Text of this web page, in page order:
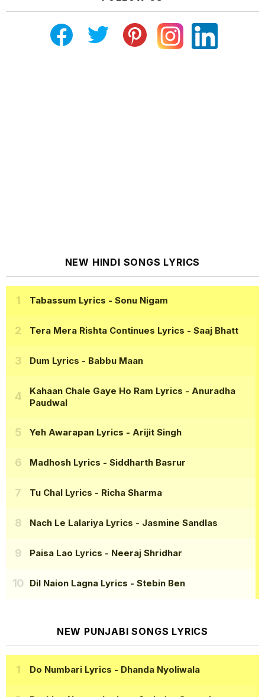
NEW HINDI SONGS LYRICS
Tabassum Lyrics - Sonu Nigam
Tera Mera Rishta Continues Lyrics - Saaj Bhatt
Dum Lyrics - Babbu Maan
Kahaan Chale Gaye Ho Ram Lyrics - Anuradha
Paudwal
Yeh Awarapan Lyrics - Arijit Singh
Madhosh Lyrics - Siddharth Basrur
Tu Chal Lyrics - Richa Sharma
Nach Le Lalariya Lyrics - Jasmine Sandlas
Paisa Lao Lyrics - Neeraj Shridhar
Dil Naion Lagna Lyrics - Stebin Ben
NEW PUNJABI SONGS LYRICS
Do Numbari Lyrics - Dhanda Nyoliwala